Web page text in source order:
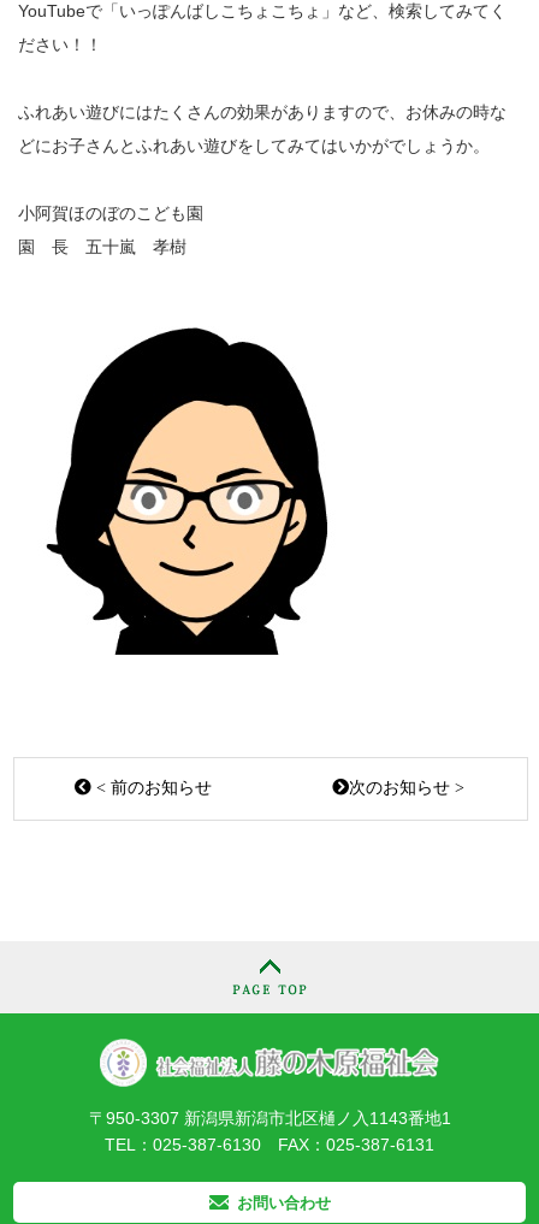
YouTubeで「いっぽんばしこちょこちょ」など、検索してみてく
ださい！！
ふれあい遊びにはたくさんの効果がありますので、お休みの時な
どにお子さんとふれあい遊びをしてみてはいかがでしょうか。
小阿賀ほのぼのこども園
園 長 五十嵐 孝樹
< 前のお知らせ 次のお知らせ >
〒950-3307 新潟県新潟市北区樋ノ入1143番地1
TEL：025-387-6130 FAX：025-387-6131
お問い合わせ